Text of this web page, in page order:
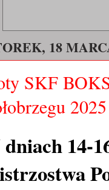
18
SKF
2025
14-